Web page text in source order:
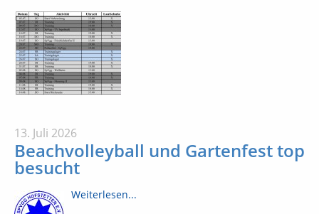
13. Juli 2026
Beachvolleyball und Gartenfest top
besucht
Weiterlesen...